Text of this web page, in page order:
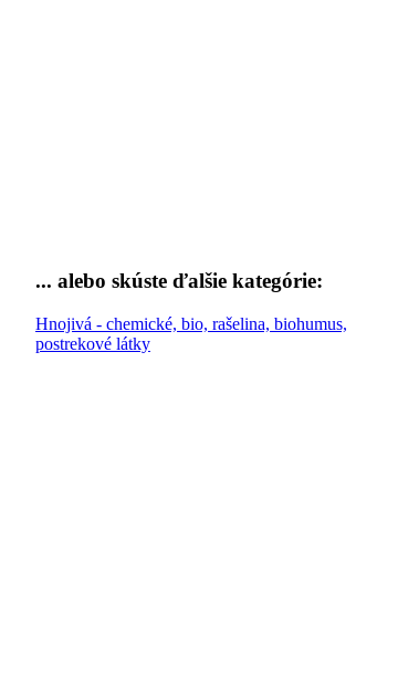
... alebo skúste ďalšie kategórie:
Hnojivá - chemické, bio, rašelina, biohumus,
postrekové látky